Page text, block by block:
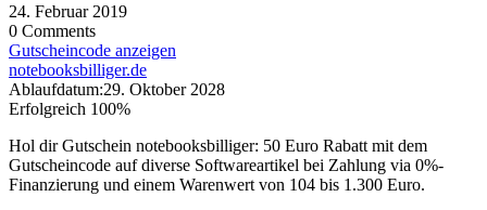
24. Februar 2019
0 Comments
Gutscheincode anzeigen
notebooksbilliger.de
Ablaufdatum:29. Oktober 2028
Erfolgreich 100%
Hol dir Gutschein notebooksbilliger: 50 Euro Rabatt mit dem
Gutscheincode auf diverse Softwareartikel bei Zahlung via 0%-
Finanzierung und einem Warenwert von 104 bis 1.300 Euro.